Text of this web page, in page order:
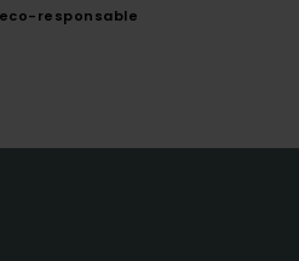
responsable